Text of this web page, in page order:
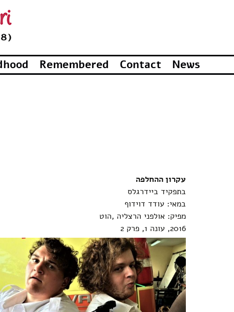
Remembered Contact News
עקרון ההחלפה
בתפקיד ביידרגלס
במאי: עודד דוידוף
מפיק: אולפני הרצליה ,הוט
2016, עונה 1, פרק 2